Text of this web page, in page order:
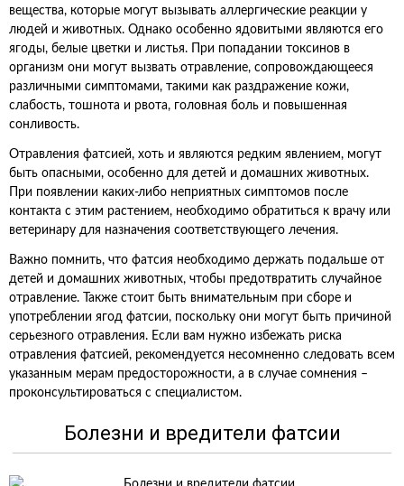
вещества, которые могут вызывать аллергические реакции у
людей и животных. Однако особенно ядовитыми являются его
ягоды, белые цветки и листья. При попадании токсинов в
организм они могут вызвать отравление, сопровождающееся
различными симптомами, такими как раздражение кожи,
слабость, тошнота и рвота, головная боль и повышенная
сонливость.
Отравления фатсией, хоть и являются редким явлением, могут
быть опасными, особенно для детей и домашних животных.
При появлении каких-либо неприятных симптомов после
контакта с этим растением, необходимо обратиться к врачу или
ветеринару для назначения соответствующего лечения.
Важно помнить, что фатсия необходимо держать подальше от
детей и домашних животных, чтобы предотвратить случайное
отравление. Также стоит быть внимательным при сборе и
употреблении ягод фатсии, поскольку они могут быть причиной
серьезного отравления. Если вам нужно избежать риска
отравления фатсией, рекомендуется несомненно следовать всем
указанным мерам предосторожности, а в случае сомнения –
проконсультироваться с специалистом.
Болезни и вредители фатсии